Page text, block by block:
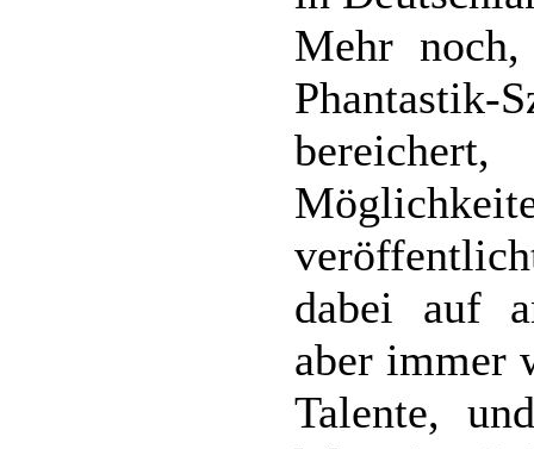
Mehr
dabei auf
aber immer
Talente,